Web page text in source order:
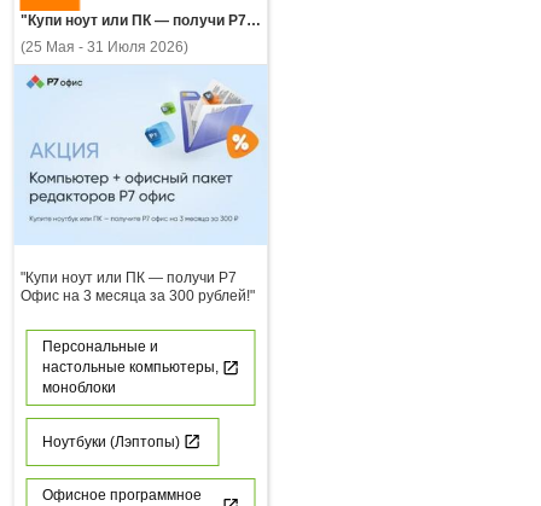
"Купи ноут или ПК — получи Р7 Офис на 3 месяца за 300 рублей!"
(25 Мая - 31 Июля 2026)
"Купи ноут или ПК — получи Р7
Офис на 3 месяца за 300 рублей!"
Персональные и
настольные компьютеры,
моноблоки
Ноутбуки (Лэптопы)
Офисное программное